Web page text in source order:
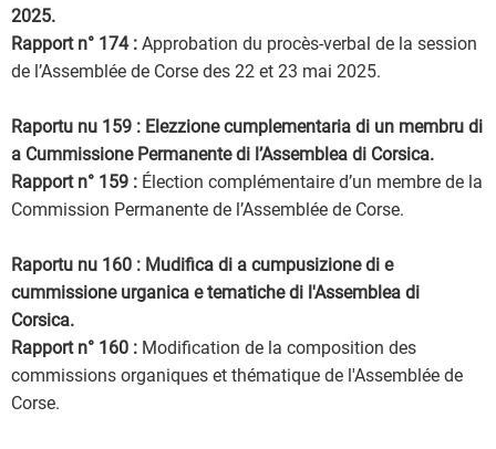
2025.
Rapport n° 174 : Approbation du procès-verbal de la session
de l’Assemblée de Corse des 22 et 23 mai 2025.
Raportu nu 159 : Elezzione cumplementaria di un membru di
a Cummissione Permanente di l’Assemblea di Corsica.
Rapport n° 159 : Élection complémentaire d’un membre de la
Commission Permanente de l’Assemblée de Corse.
Raportu nu 160 : Mudifica di a cumpusizione di e
cummissione urganica e tematiche di l'Assemblea di
Corsica.
Rapport n° 160 : Modification de la composition des
commissions organiques et thématique de l'Assemblée de
Corse.